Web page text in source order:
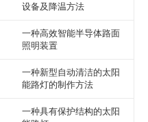
设备及降温方法
一种高效智能半导体路面
照明装置
一种新型自动清洁的太阳
能路灯的制作方法
一种具有保护结构的太阳